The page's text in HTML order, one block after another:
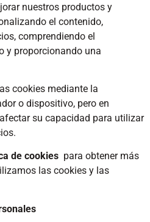
nuestros productos y
el contenido,
comprendiendo el
y proporcionando una
cookies mediante la
o dispositivo, pero en
su capacidad para utilizar
de cookies para obtener más
las cookies y las